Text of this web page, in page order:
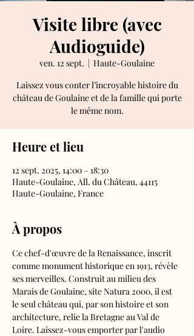
Visite libre (avec
Audioguide)
ven. 12 sept.
  |
Haute-Goulaine
Laissez vous conter l’incroyable histoire du
château de Goulaine et de la famille qui porte
le même nom.
Heure et lieu
12 sept. 2025, 14:00 – 18:30
Haute-Goulaine, All. du Château, 44115
Haute-Goulaine, France
À propos
Ce chef-d'œuvre de la Renaissance, inscrit
comme monument historique en 1913, révèle
ses merveilles. Construit au milieu des
Marais de Goulaine, site Natura 2000, il est
le seul château qui, par son histoire et son
architecture, relie la Bretagne au Val de
Loire. Laissez-vous emporter par l'audio